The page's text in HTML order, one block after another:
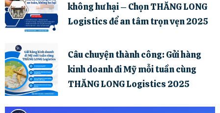
không hư hại – Chọn THĂNG LONG
Logistics để an tâm trọn vẹn 2025
Câu chuyện thành công: Gửi hàng
kinh doanh đi Mỹ mỗi tuần cùng
THĂNG LONG Logistics 2025